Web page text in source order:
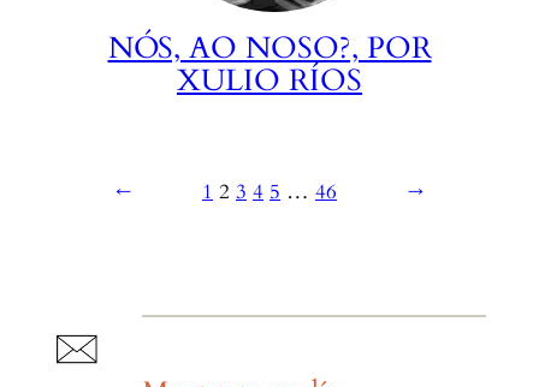
NÓS, AO NOSO?, POR
XULIO RÍOS
← 1 2 3 4 5 … 46 →